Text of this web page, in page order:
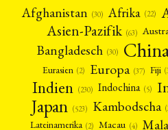
Afghanistan (30) Afrika (22)
Asien-Pazifik (63)
Bangladesch (30)
Eurasien (2) Europa (37) Fiji
Indien (230) Indochina (5)
Japan (523) Kambodscha
Lateinamerika (2) Macau (4)